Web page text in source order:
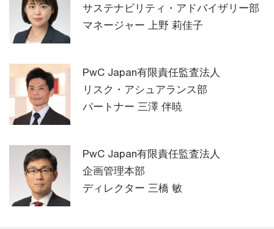
サステナビリティ・アドバイザリー部
マネージャー 上野 莉佳子
PwC Japan有限責任監査法人
リスク・アシュアランス部
パートナー 三澤 伴暁
PwC Japan有限責任監査法人
企画管理本部
ディレクター 三橋 敏